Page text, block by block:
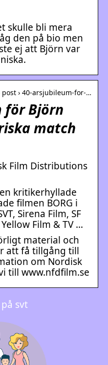
skulle bli mera
den på bio men
ej att Björn var
› 40-arsjubileum-for-…
för Björn
match
Film Distributions
kritikerhyllade
filmen BORG i
Sirena Film, SF
Film & TV …
material och
att få tillgång till
om Nordisk
till www.nfdfilm.se
svt